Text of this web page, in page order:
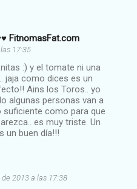
FitnomasFat.com
17:35
:) y el tomate ni una
jaja como dices es un
Ains los Toros.. yo
algunas personas van a
suficiente como para que
es muy triste. Un
un buen día!!!
de 2013 a las 17:38